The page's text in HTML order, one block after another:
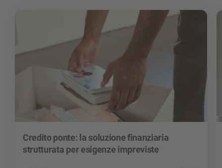
Credito ponte: la soluzione finanziaria
strutturata per esigenze impreviste